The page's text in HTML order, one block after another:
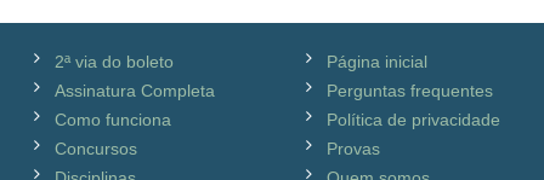
2ª via do boleto
Assinatura Completa
Como funciona
Concursos
Página inicial
Perguntas frequentes
Política de privacidade
Provas